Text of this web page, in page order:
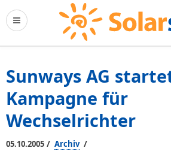
Sunways AG
Kampagne für
Wechselrichter
05.10.2005 / Archiv /